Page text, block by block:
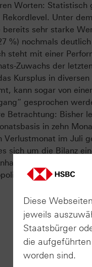
Worten: Statistisch
Rekordlevel. Unter
bereits sehr starke
%) nochmals
steht mit einer
Zuwachs der
Kursplus in diversen
kann sogar von
gesprochen
Betrachtung: Bisher
in zehn
Verlustmonat im Juli
sich um die Bilanz
Notenbank-
Lage
Diese
jeweils
Staatsbürger
die
worden sind.